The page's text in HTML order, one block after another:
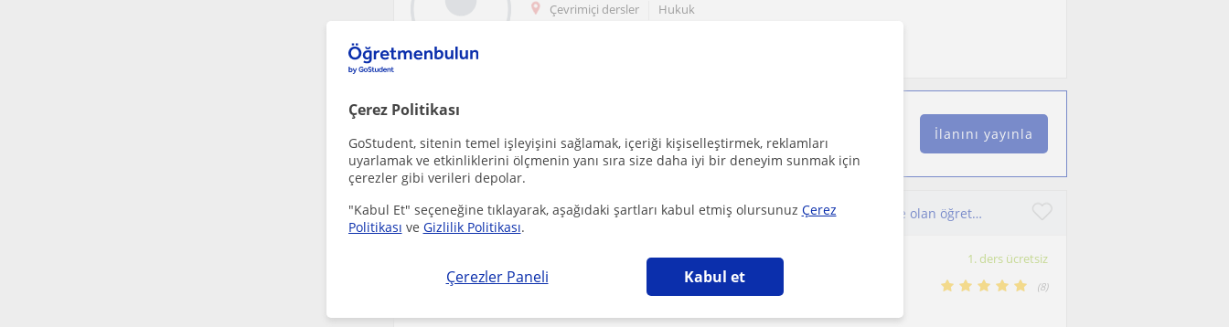
Çerez Politikası
GoStudent, sitenin temel işleyişini sağlamak, içeriği kişiselleştirmek, reklamları
uyarlamak ve etkinliklerini ölçmenin yanı sıra size daha iyi bir deneyim sunmak için
çerezler gibi verileri depolar.
"Kabul Et" seçeneğine tıklayarak, aşağıdaki şartları kabul etmiş olursunuz Çerez
Politikası ve Gizlilik Politikası.
Çerezler Paneli Kabul et
Çevrimiçi dersler Hukuk
Ücretsiz bir ilan ver ve öğretmenlerin seninle iletişime geçmesini sağla
İlanını yayınla
İlkokul - Ortaokul - Lise düzeylerinde coğrafya dersi vermekte olan öğretmen İlkokul düzeyinde öğrencilere ödev yardımı yapılır
Cografya 1. ders ücretsiz
Akdeniz Üniversitesi Coğrafya Bölümü öğrencisi olarak coğrafya ve
(8)